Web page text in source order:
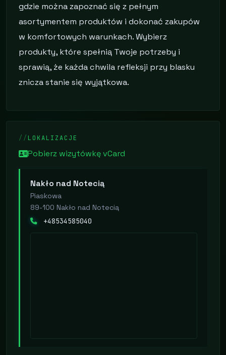
gdzie można zapoznać się z pełnym
asortymentem produktów i dokonać zakupów
w komfortowych warunkach. Wybierz
produkty, które spełnią Twoje potrzeby i
sprawią, że każda chwila refleksji przy blasku
znicza stanie się wyjątkowa.
LOKALIZACJE
Pobierz wizytówkę vCard
Nakło nad Notecią
Piaskowa
89-100 Nakło nad Notecią
+48534585040